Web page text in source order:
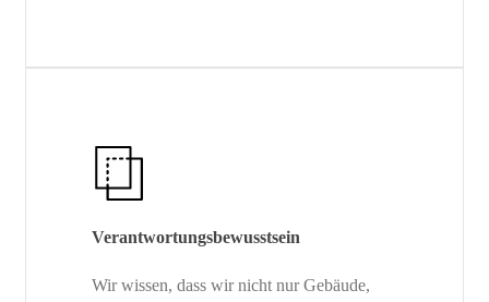
Verantwortungsbewusstsein
Wir wissen, dass wir nicht nur Gebäude,